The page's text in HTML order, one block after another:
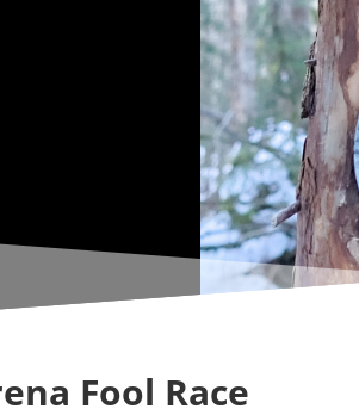
Fool Race